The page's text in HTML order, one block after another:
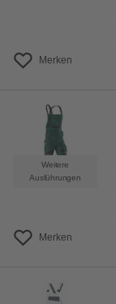
Merken
Weitere
Ausführungen
Merken